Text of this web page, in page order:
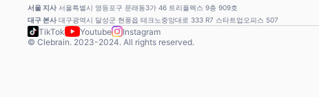
서울 지사 서울특별시 영등포구 문래동3가 46 트리플렉스 9층 909호
대구 본사 대구광역시 달성군 현풍읍 테크노중앙대로 333 R7 스타트업오피스 507
TikTok Youtube
Instagram
© Clebrain. 2023-2024. All rights reserved.